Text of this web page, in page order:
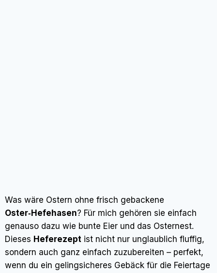
Was wäre Ostern ohne frisch gebackene
Oster‑Hefehasen? Für mich gehören sie einfach
genauso dazu wie bunte Eier und das Osternest.
Dieses Heferezept ist nicht nur unglaublich fluffig,
sondern auch ganz einfach zuzubereiten – perfekt,
wenn du ein gelingsicheres Gebäck für die Feiertage